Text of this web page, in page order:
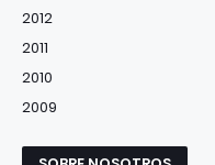
2012
2011
2010
2009